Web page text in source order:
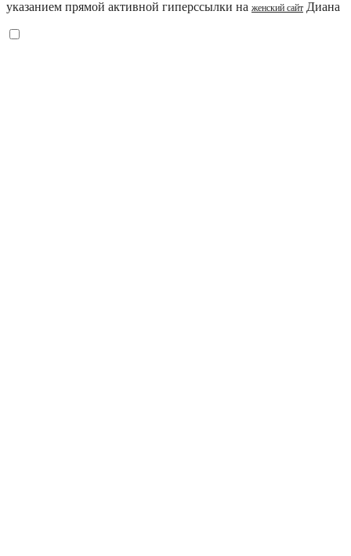
указанием прямой активной гиперссылки на женский сайт Диана